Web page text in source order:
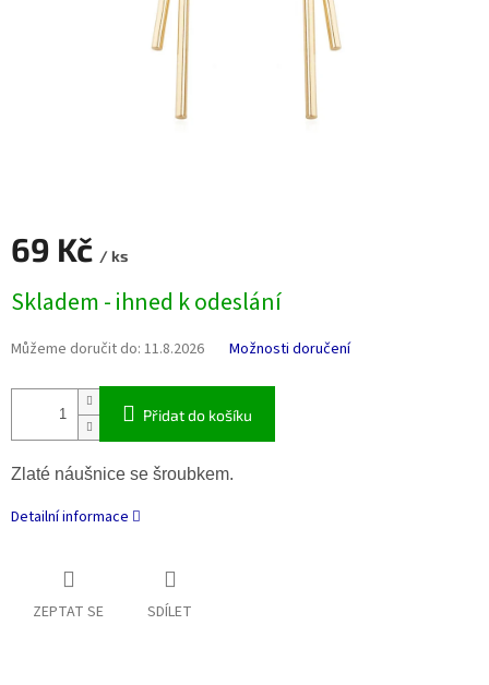
69 Kč / ks
cena:
Skladem - ihned k odeslání
Můžeme doručit do: 11.8.2026 Možnosti doručení
Přidat do košíku
Zlaté náušnice se šroubkem.
Detailní informace
ZEPTAT SE SDÍLET